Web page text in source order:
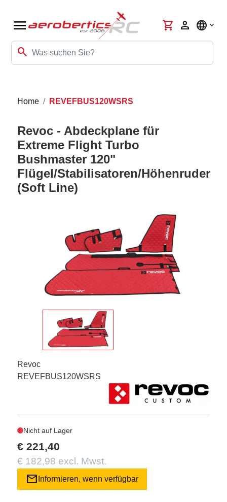
menu
search
shopping_cart person language
Home REVEFBUS120WSRS
Revoc - Abdeckplane für
Extreme Flight Turbo
Bushmaster 120"
Flügel/Stabilisatoren/Höhenruder
(Soft Line)
Revoc
REVEFBUS120WSRS
Nicht auf Lager
€ 221,40
€ 182,98 excl. Mwst.
mail Informieren, wenn verfügbar